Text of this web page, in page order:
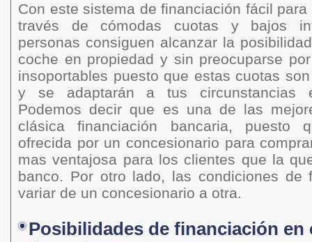
Con este sistema de financiación fácil
través de cómodas cuotas y bajos
personas consiguen alcanzar la
coche en propiedad y sin preocuparse
insoportables puesto que estas cuotas
y se adaptarán a tus circunstancias
Podemos decir que es una de las
clásica financiación bancaria, puesto
ofrecida por un concesionario para
mas ventajosa para los clientes que la
banco. Por otro lado, las condiciones de
variar de un concesionario a otra.
Posibilidades de financiación en